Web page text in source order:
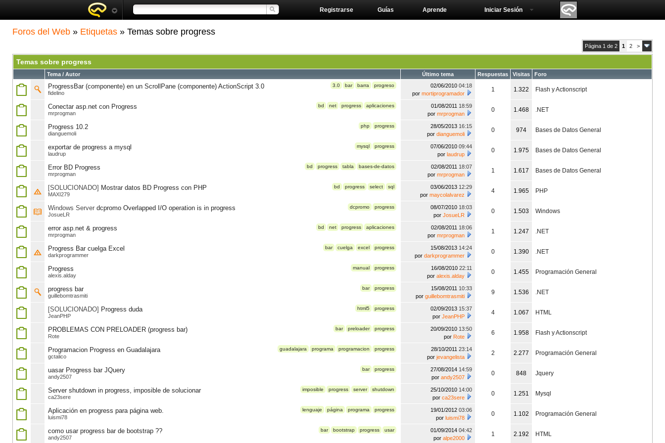
Aprende
Guías
Registrarse Iniciar Sesión
Foros del Web » Etiquetas » Temas sobre progress
Página 1 de 2 1 2 >
Temas sobre progress
Tema / Autor Último tema Respuestas Visitas Foro
3.0 bar barra progreso
ProgressBar (componente) en un ScrollPane (componente) ActionScript 3.0
fidelino
02/06/2010 04:18
por mortiprogramador
1 1.322 Flash y Actionscript
bd net progress aplicaciones
Conectar asp.net con Progress
mrprogman
01/08/2011 18:59
por mrprogman
0 1.468 .NET
php progress
Progress 10.2
dianguemoli
28/05/2013 16:15
por dianguemoli
0 974 Bases de Datos General
mysql progress
exportar de progress a mysql
laudrup
07/06/2010 09:44
por laudrup
0 1.975 Bases de Datos General
bd progress tabla bases-de-datos
Error BD Progress
mrprogman
02/08/2011 18:07
por mrprogman
1 1.617 Bases de Datos General
bd progress select sql
[SOLUCIONADO] Mostrar datos BD Progress con PHP
MAXI279
03/06/2013 12:29
por maycolalvarez
4 1.965 PHP
dcpromo progress
Windows Server dcpromo Overlapped I/O operation is in progress
JosueLR
08/07/2010 18:03
por JosueLR
0 1.503 Windows
bd net progress aplicaciones
error asp.net & progress
mrprogman
02/08/2011 18:06
por mrprogman
1 1.247 .NET
bar cuelga excel progress
Progress Bar cuelga Excel
darkprogrammer
15/08/2013 14:24
por darkprogrammer
0 1.390 .NET
manual progress
Progress
alexis.alday
16/08/2010 22:11
por alexis.alday
0 1.455 Programación General
bar progress
progress bar
guillebomtrasmiti
15/08/2011 10:33
por guillebomtrasmiti
9 1.536 .NET
html5 progress
[SOLUCIONADO] Progress duda
JeanPHP
02/09/2013 15:37
por JeanPHP
4 1.067 HTML
bar preloader progress
PROBLEMAS CON PRELOADER (progress bar)
Rote
20/09/2010 13:50
por Rote
6 1.958 Flash y Actionscript
guadalajara programa programacion progress
Programacion Progress en Guadalajara
gctalico
28/10/2011 23:14
por jevangelista
2 2.277 Programación General
bar progress
uasar Progress bar JQuery
andy2507
27/08/2014 14:59
por andy2507
0 848 Jquery
imposible progress server shutdown
Server shutdown in progress, imposible de solucionar
ca23sere
25/10/2010 14:00
por ca23sere
0 1.251 Mysql
lenguaje página programa progress
Aplicación en progress para página web.
luismi78
19/01/2012 03:06
por luismi78
0 1.102 Programación General
bar bootstrap progress usar
como usar progress bar de bootstrap ??
andy2507
01/09/2014 04:42
por alpe2000
1 2.192 HTML